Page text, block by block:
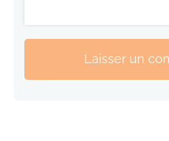
Laisser un